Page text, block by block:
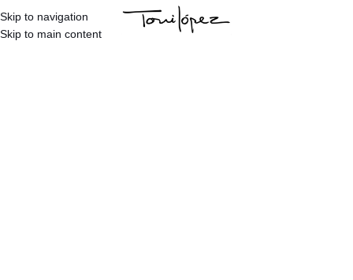
Skip to navigation
Skip to main content